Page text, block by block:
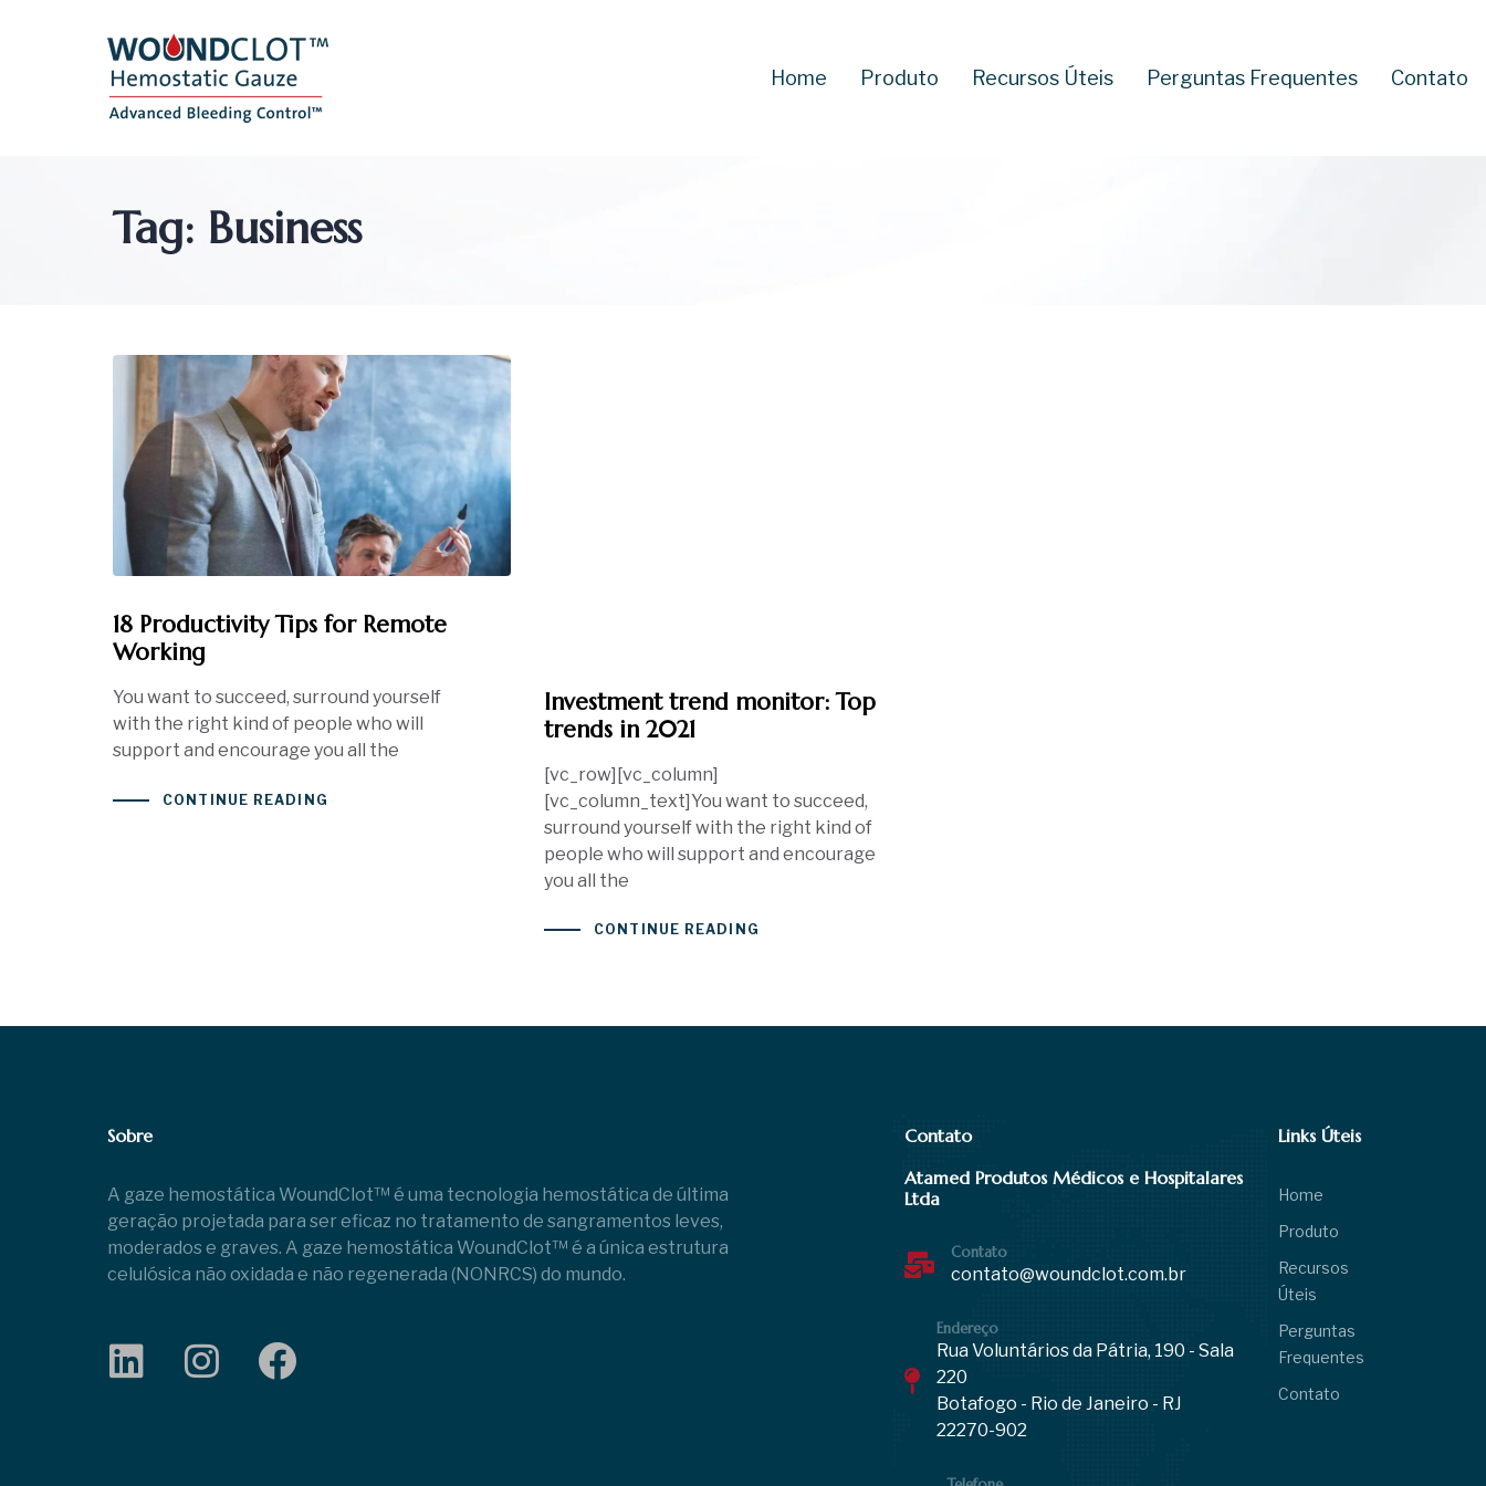
Home Produto Recursos Úteis Perguntas Frequentes Contato
Tag: Business
18 Productivity Tips for Remote
Working
You want to succeed, surround yourself
with the right kind of people who will
support and encourage you all the
CONTINUE READING
Investment trend monitor: Top
trends in 2021
[vc_row][vc_column]
[vc_column_text]You want to succeed,
surround yourself with the right kind of
people who will support and encourage
you all the
CONTINUE READING
Sobre
A gaze hemostática WoundClot™ é uma tecnologia hemostática de última
geração projetada para ser eficaz no tratamento de sangramentos leves,
moderados e graves. A gaze hemostática WoundClot™ é a única estrutura
celulósica não oxidada e não regenerada (NONRCS) do mundo.
Contato
Atamed Produtos Médicos e Hospitalares
Ltda
Contato
contato@woundclot.com.br
Endereço
Rua Voluntários da Pátria, 190 - Sala
220
Botafogo - Rio de Janeiro - RJ
22270-902
Links Úteis
Home
Produto
Recursos
Úteis
Perguntas
Frequentes
Contato